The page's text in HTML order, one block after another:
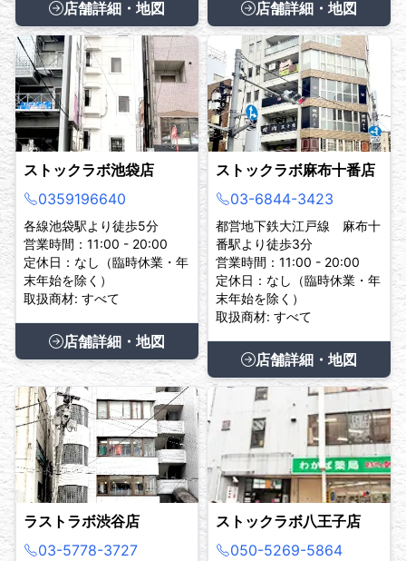
店舗詳細・地図 店舗詳細・地図
ストックラボ池袋店
0359196640
各線池袋駅より徒歩5分
営業時間：11:00 - 20:00
定休日：なし（臨時休業・年
末年始を除く）
取扱商材: すべて
店舗詳細・地図
ストックラボ麻布十番店
03-6844-3423
都営地下鉄大江戸線 麻布十
番駅より徒歩3分
営業時間：11:00 - 20:00
定休日：なし（臨時休業・年
末年始を除く）
取扱商材: すべて
店舗詳細・地図
ラストラボ渋谷店
03-5778-3727
ストックラボ八王子店
050-5269-5864